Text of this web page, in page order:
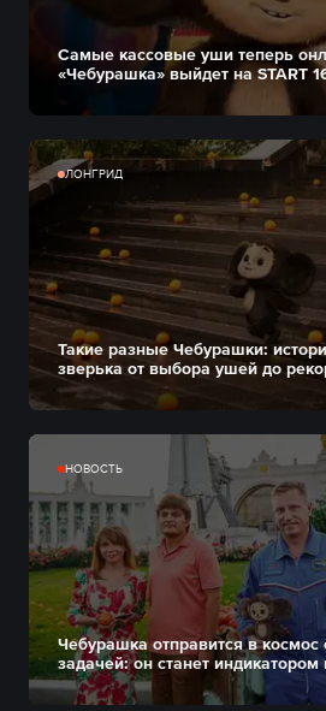
Самые кассовые уши теперь
«Чебурашка» выйдет на START
ЛОНГРИД
Такие разные Чебурашки:
зверька от выбора ушей до
НОВОСТЬ
Чебурашка отправится в космос
задачей: он станет индикатором